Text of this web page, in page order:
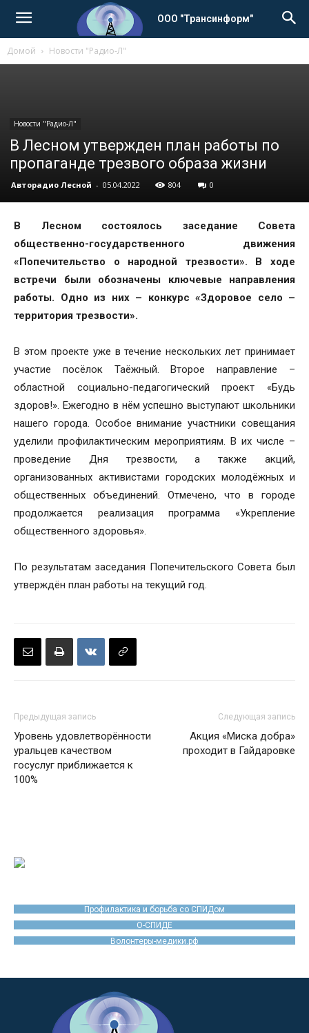
ООО "Трансинформ"
Домой Новости "Радио-Л"
Новости "Радио-Л"
В Лесном утвержден план работы по
пропаганде трезвого образа жизни
Авторадио Лесной - 05.04.2022 804 0
В Лесном состоялось заседание Совета
общественно-государственного движения
«Попечительство о народной трезвости». В ходе
встречи были обозначены ключевые направления
работы. Одно из них – конкурс «Здоровое село –
территория трезвости».
В этом проекте уже в течение нескольких лет принимает
участие посёлок Таёжный. Второе направление –
областной социально-педагогический проект «Будь
здоров!». Ежегодно в нём успешно выступают школьники
нашего города. Особое внимание участники совещания
уделили профилактическим мероприятиям. В их числе –
проведение Дня трезвости, а также акций,
организованных активистами городских молодёжных и
общественных объединений. Отмечено, что в городе
продолжается реализация программа «Укрепление
общественного здоровья».
По результатам заседания Попечительского Совета был
утверждён план работы на текущий год.
Предыдущая запись
Уровень удовлетворённости
уральцев качеством
госуслуг приближается к
100%
Следующая запись
Акция «Миска добра»
проходит в Гайдаровке
Профилактика и борьба со СПИДом
О-СПИДЕ
Волонтеры-медики.рф